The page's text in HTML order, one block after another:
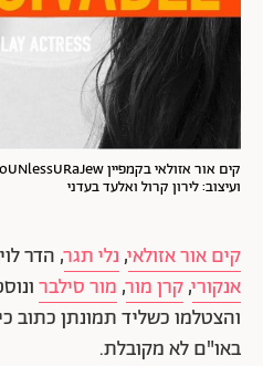
ועיצוב: לירון קרול ואלעד בעדני
קים אור אזולאי,נלי תגר, הדר
אנקורי,קרן מור,מור סילבר
והצטלמו כשליד תמונתן כתוב
באו"ם לא מקובלת.